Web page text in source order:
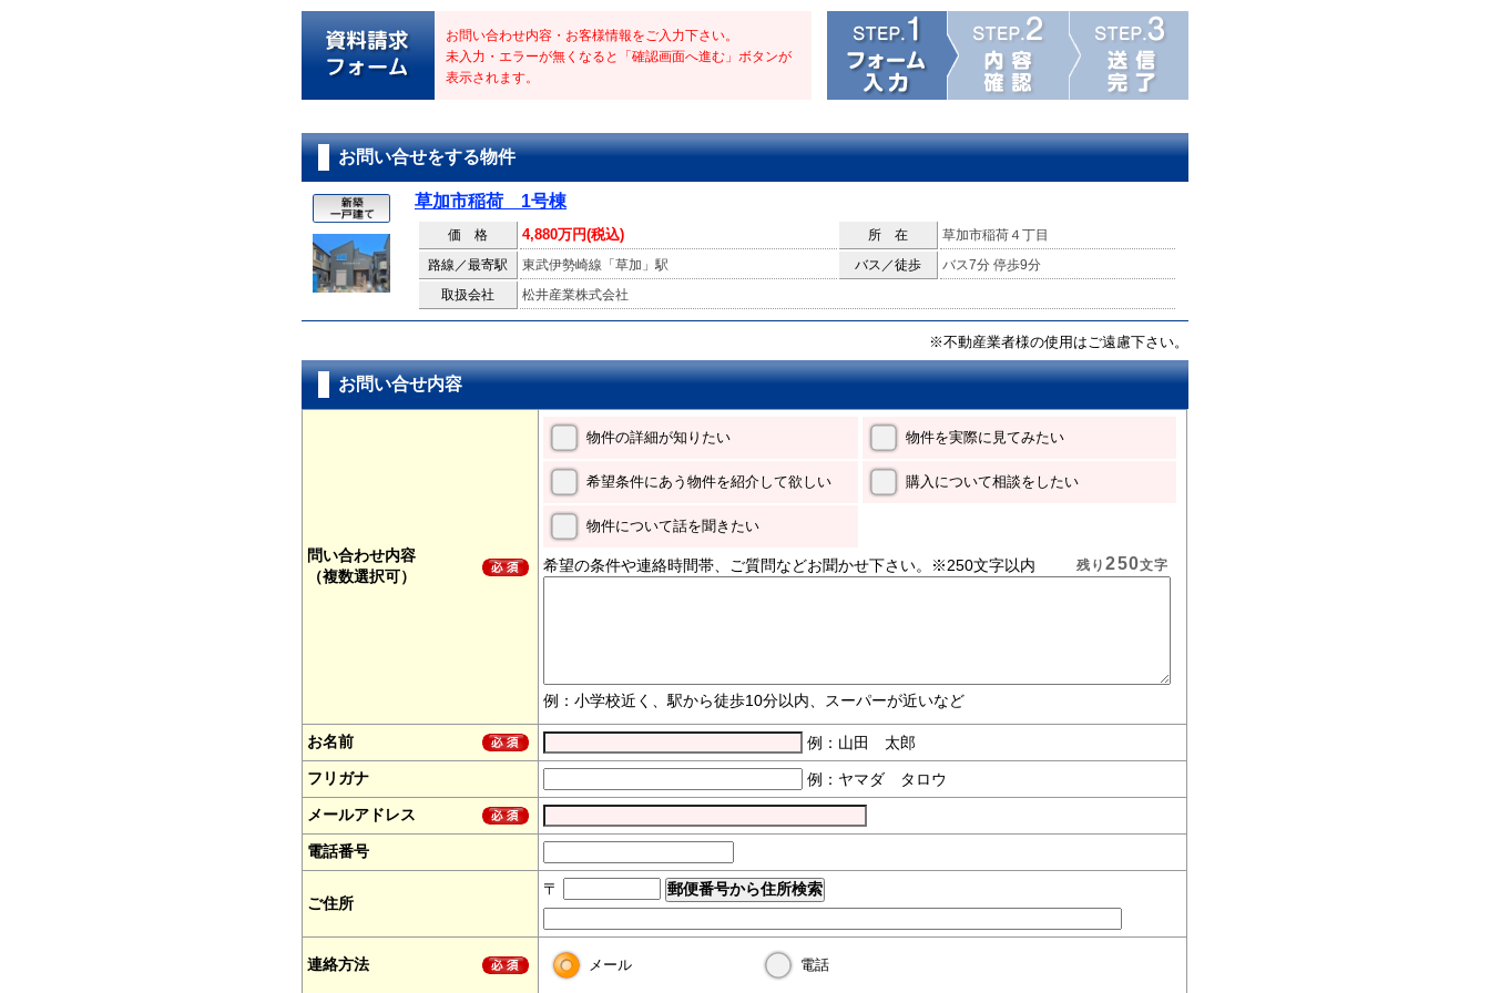
お問い合わせ内容・お客様情報をご入力下さい。
未入力・エラーが無くなると「確認画面へ進む」ボタンが
表示されます。
お問い合せをする物件
草加市稲荷 1号棟
価 格 4,880万円(税込) 所 在
草加市稲荷４丁目
路線／最寄駅
東武伊勢崎線「草加」駅 バス／徒歩
バス7分 停歩9分
取扱会社
松井産業株式会社
※不動産業者様の使用はご遠慮下さい。
お問い合せ内容
問い合わせ内容
（複数選択可）
物件の詳細が知りたい 物件を実際に見てみたい
希望条件にあう物件を紹介して欲しい 購入について相談をしたい
物件について話を聞きたい
希望の条件や連絡時間帯、ご質問などお聞かせ下さい。※250文字以内
例：小学校近く、駅から徒歩10分以内、スーパーが近いなど
残り250文字
お名前
例：山田 太郎
フリガナ
例：ヤマダ タロウ
メールアドレス
電話番号
ご住所
〒
連絡方法 メール 電話